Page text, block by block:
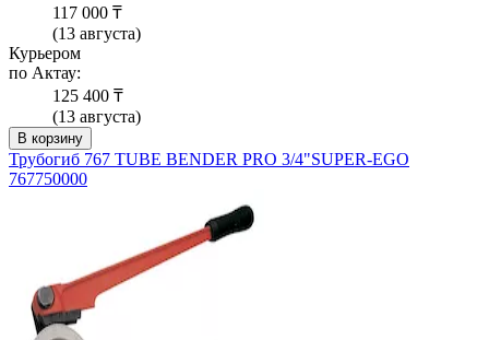
117 000 ₸
(13 августа)
Курьером
по Актау:
125 400 ₸
(13 августа)
В корзину
Трубогиб 767 TUBE BENDER PRO 3/4"SUPER-EGO
767750000